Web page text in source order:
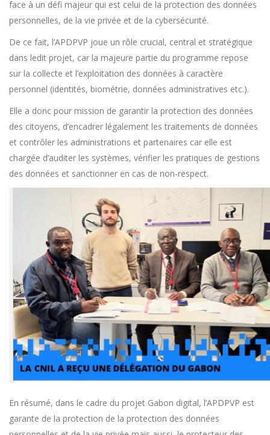
face à un défi majeur qui est celui de la protection des données
personnelles, de la vie privée et de la cybersécurité.
De ce fait, l’APDPVP joue un rôle crucial, central et stratégique
dans ledit projet, car la majeure partie du programme repose
sur la collecte et l’exploitation des données à caractère
personnel (identités, biométrie, données administratives etc.).
Elle a donc pour mission de garantir la protection des données
des citoyens, d’encadrer légalement les traitements de données
et contrôler les administrations et partenaires car elle est
chargée d’auditer les systèmes, vérifier les pratiques de gestions
des données et sanctionner en cas de non-respect.
En résumé, dans le cadre du projet Gabon digital, l’APDPVP est
garante de la protection de la protection des données